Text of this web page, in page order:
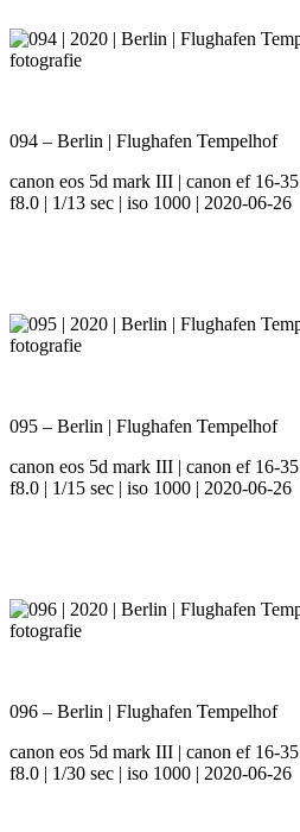
094 – Berlin | Flughafen Tempelhof
canon eos 5d mark III | canon ef 16-
f8.0 | 1/13 sec | iso 1000 | 2020-06-26
095 – Berlin | Flughafen Tempelhof
canon eos 5d mark III | canon ef 16-
f8.0 | 1/15 sec | iso 1000 | 2020-06-26
096 – Berlin | Flughafen Tempelhof
canon eos 5d mark III | canon ef 16-
f8.0 | 1/30 sec | iso 1000 | 2020-06-26